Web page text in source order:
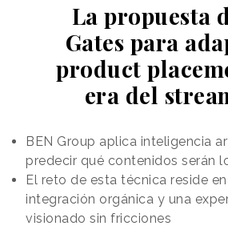
La propuesta
Gates para
product
era del
BEN Group aplica inteligencia
predecir qué contenidos serán
El reto de esta técnica reside
integración orgánica y una
visionado sin fricciones